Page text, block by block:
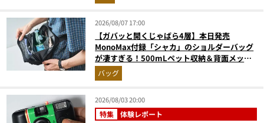
2026/08/07 17:00
【ガバッと開くじゃばら4層】本日発売
MonoMax付録「シャカ」のショルダーバッグ
が凄すぎる！500mLペット収納＆背面メッシ
ュでベタつかない
バッグ
2026/08/03 20:00
特集 体験レポート